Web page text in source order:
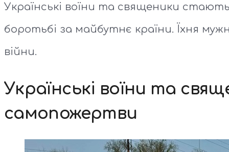
Українські воїни та священики
боротьбі за майбутнє країни. Їхня
війни.
Українські воїни та
самопожертви